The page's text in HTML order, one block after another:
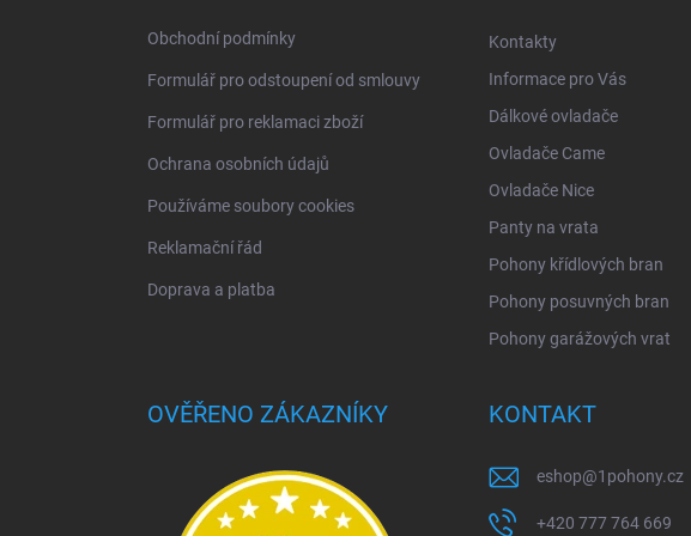
Obchodní podmínky
Formulář pro odstoupení od smlouvy
Formulář pro reklamaci zboží
Ochrana osobních údajů
Používáme soubory cookies
Reklamační řád
Doprava a platba
Kontakty
Informace pro Vás
Dálkové ovladače
Ovladače Came
Ovladače Nice
Panty na vrata
Pohony křídlových bran
Pohony posuvných bran
Pohony garážových vrat
OVĚŘENO ZÁKAZNÍKY KONTAKT
eshop@1pohony.cz
+420 777 764 669